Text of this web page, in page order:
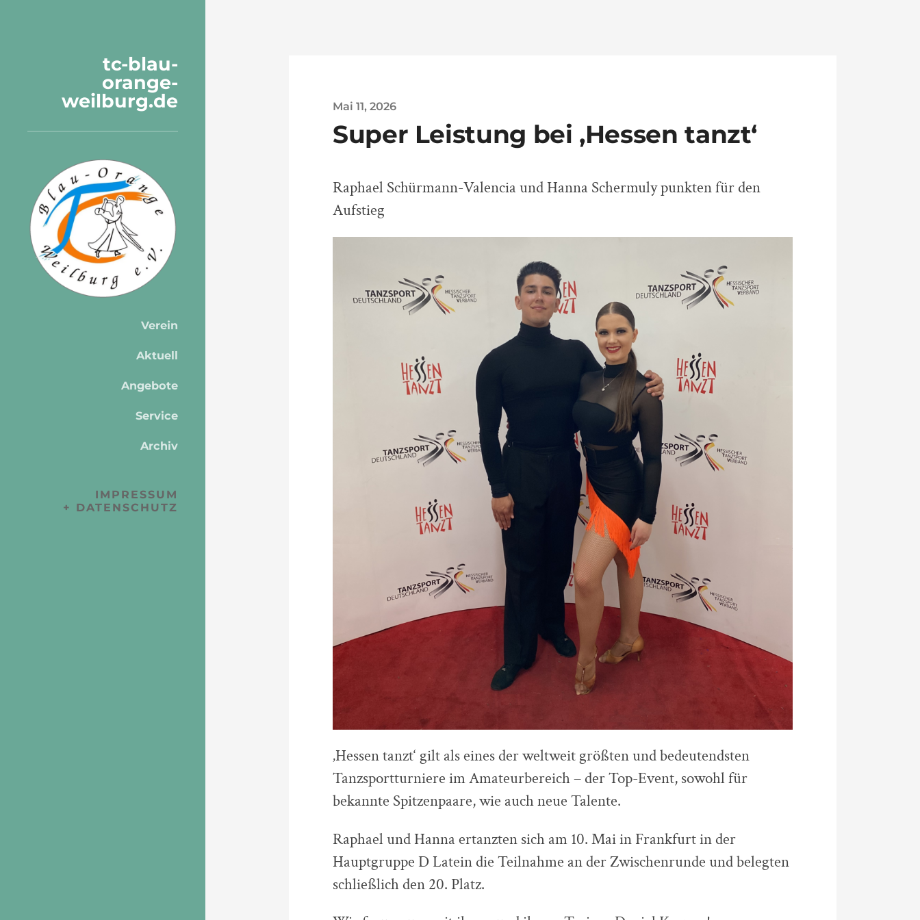
tc-blau-
orange-
weilburg.de
Verein
Aktuell
Angebote
Service
Archiv
IMPRESSUM
+ DATENSCHUTZ
Mai 11, 2026
Super Leistung bei ‚Hessen tanzt‘
Raphael Schürmann-Valencia und Hanna Schermuly punkten für den
Aufstieg
‚Hessen tanzt‘ gilt als eines der weltweit größten und bedeutendsten
Tanzsportturniere im Amateurbereich – der Top-Event, sowohl für
bekannte Spitzenpaare, wie auch neue Talente.
Raphael und Hanna ertanzten sich am 10. Mai in Frankfurt in der
Hauptgruppe D Latein die Teilnahme an der Zwischenrunde und belegten
schließlich den 20. Platz.